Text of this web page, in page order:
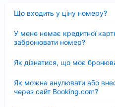
Що входить у ціну номеру?
У мене немає кредитної
забронювати номер?
Як дізнатися, що моє
Як можна анулювати або
через сайт Booking.com?